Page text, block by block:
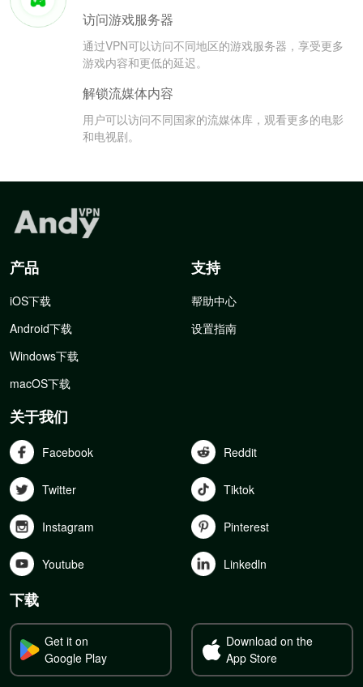
访问游戏服务器
通过VPN可以访问不同地区的游戏服务器，享受更多
游戏内容和更低的延迟。
解锁流媒体内容
用户可以访问不同国家的流媒体库，观看更多的电影
和电视剧。
产品
iOS下载
Android下载
Windows下载
macOS下载
支持
帮助中心
设置指南
关于我们
Facebook Reddit
Twitter Tiktok
Instagram Pinterest
Youtube Linkedln
下载
Get it on
Google Play
Download on the
App Store